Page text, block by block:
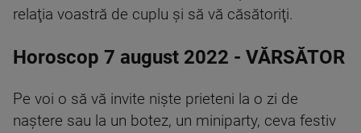
relaţia voastră de cuplu şi să vă căsătoriţi.
Horoscop 7 august 2022 - VĂRSĂTOR
Pe voi o să vă invite nişte prieteni la o zi de
naştere sau la un botez, un miniparty, ceva festiv